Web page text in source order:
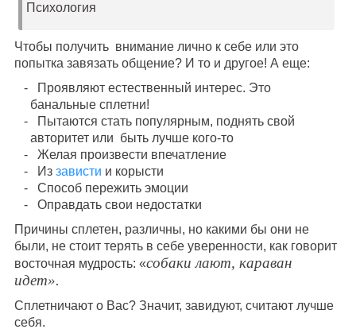
Психология
Чтобы получить внимание лично к себе или это
попытка завязать общение? И то и другое! А еще:
Проявляют естественный интерес. Это
банальные сплетни!
Пытаются стать популярным, поднять свой
авторитет или быть лучше кого-то
Желая произвести впечатление
Иззависти и корысти
Способ пережить эмоции
Оправдать свои недостатки
Причины сплетен, различны, но какими бы они не
были, не стоит терять в себе уверенности, как говорит
восточная мудрость: «собаки лают, караван
идет».
Сплетничают о Вас? Значит, завидуют, считают лучше
себя.